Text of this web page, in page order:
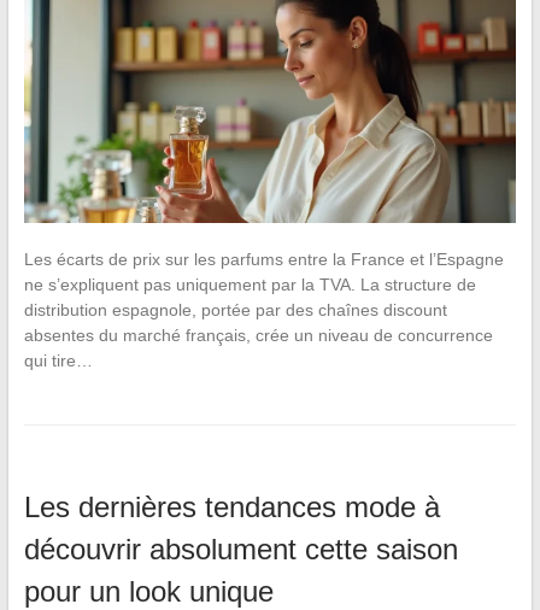
Les écarts de prix sur les parfums entre la France et l’Espagne
ne s’expliquent pas uniquement par la TVA. La structure de
distribution espagnole, portée par des chaînes discount
absentes du marché français, crée un niveau de concurrence
qui tire…
Les dernières tendances mode à
découvrir absolument cette saison
pour un look unique